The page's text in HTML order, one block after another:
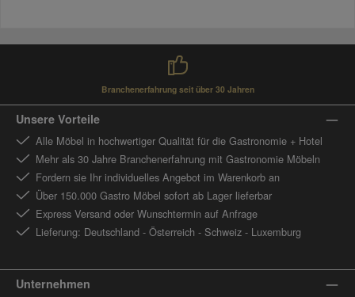
Branchenerfahrung seit über 30 Jahren
Unsere Vorteile
Alle Möbel in hochwertiger Qualität für die Gastronomie + Hotel
Mehr als 30 Jahre Branchenerfahrung mit Gastronomie Möbeln
Fordern sie Ihr individuelles Angebot im Warenkorb an
Über 150.000 Gastro Möbel sofort ab Lager lieferbar
Express Versand oder Wunschtermin auf Anfrage
Lieferung: Deutschland - Österreich - Schweiz - Luxemburg
Unternehmen